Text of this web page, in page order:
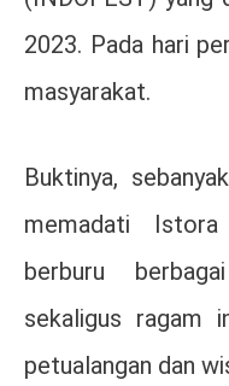
2023. Pada hari
masyarakat.
Buktinya,
memadati Istora
berburu
sekaligus ragam
petualangan dan